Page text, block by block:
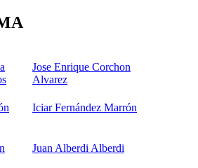
Jose Enrique Corchon
Alvarez
Iciar Fernández Marrón
Juan Alberdi Alberdi